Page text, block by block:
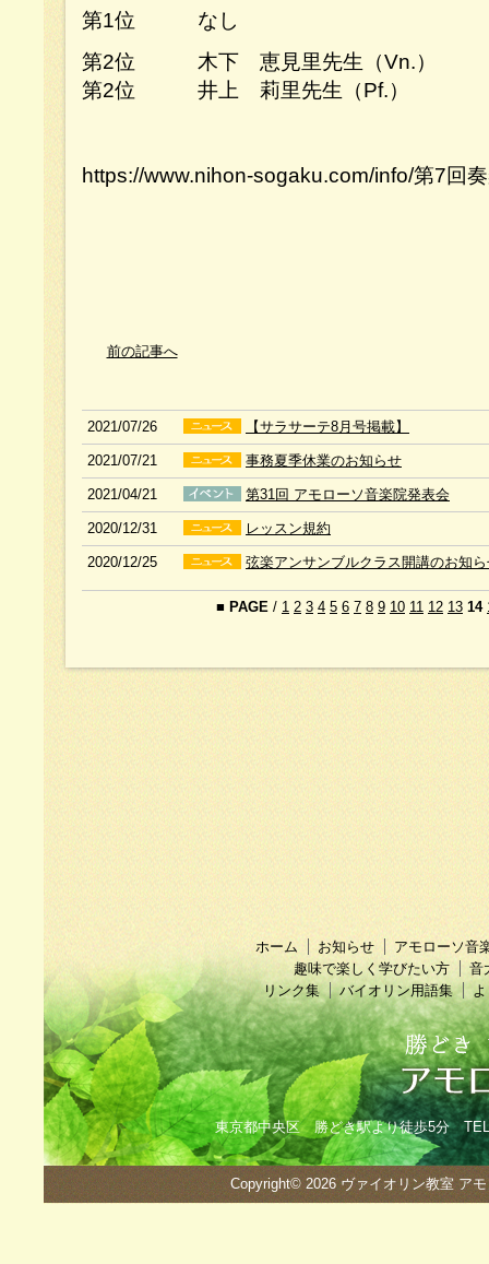
第1位 なし
第2位 木下 恵見里先生（Vn.）
第2位 井上 莉里先生（Pf.）
https://www.nihon-sogaku.com/info/第7回
前の記事へ
2021/07/26 【サラサーテ8月号掲載】
2021/07/21 事務夏季休業のお知らせ
2021/04/21 第31回 アモローソ音楽院発表会
2020/12/31 レッスン規約
2020/12/25 弦楽アンサンブルクラス開講のお知
■ PAGE / 1 2 3 4 5 6 7 8 9 10 11 12 13 14
ホーム お知らせ
アモローソ音
趣味で楽しく学びたい方
音
リンク集
バイオリン用語集
東京都中央区 勝どき駅より徒歩5分
Copyright© 2026 ヴァイオリン教室 ア